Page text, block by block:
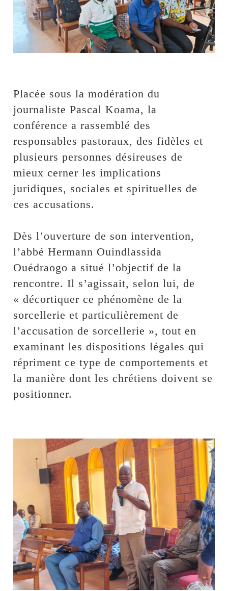
‎Placée sous la modération du
journaliste Pascal Koama, la
conférence a rassemblé des
responsables pastoraux, des fidèles et
plusieurs personnes désireuses de
mieux cerner les implications
juridiques, sociales et spirituelles de
ces accusations.
‎Dès l’ouverture de son intervention,
l’abbé Hermann Ouindlassida
Ouédraogo a situé l’objectif de la
rencontre. Il s’agissait, selon lui, de
« décortiquer ce phénomène de la
sorcellerie et particulièrement de
l’accusation de sorcellerie », tout en
examinant les dispositions légales qui
répriment ce type de comportements et
la manière dont les chrétiens doivent se
positionner.